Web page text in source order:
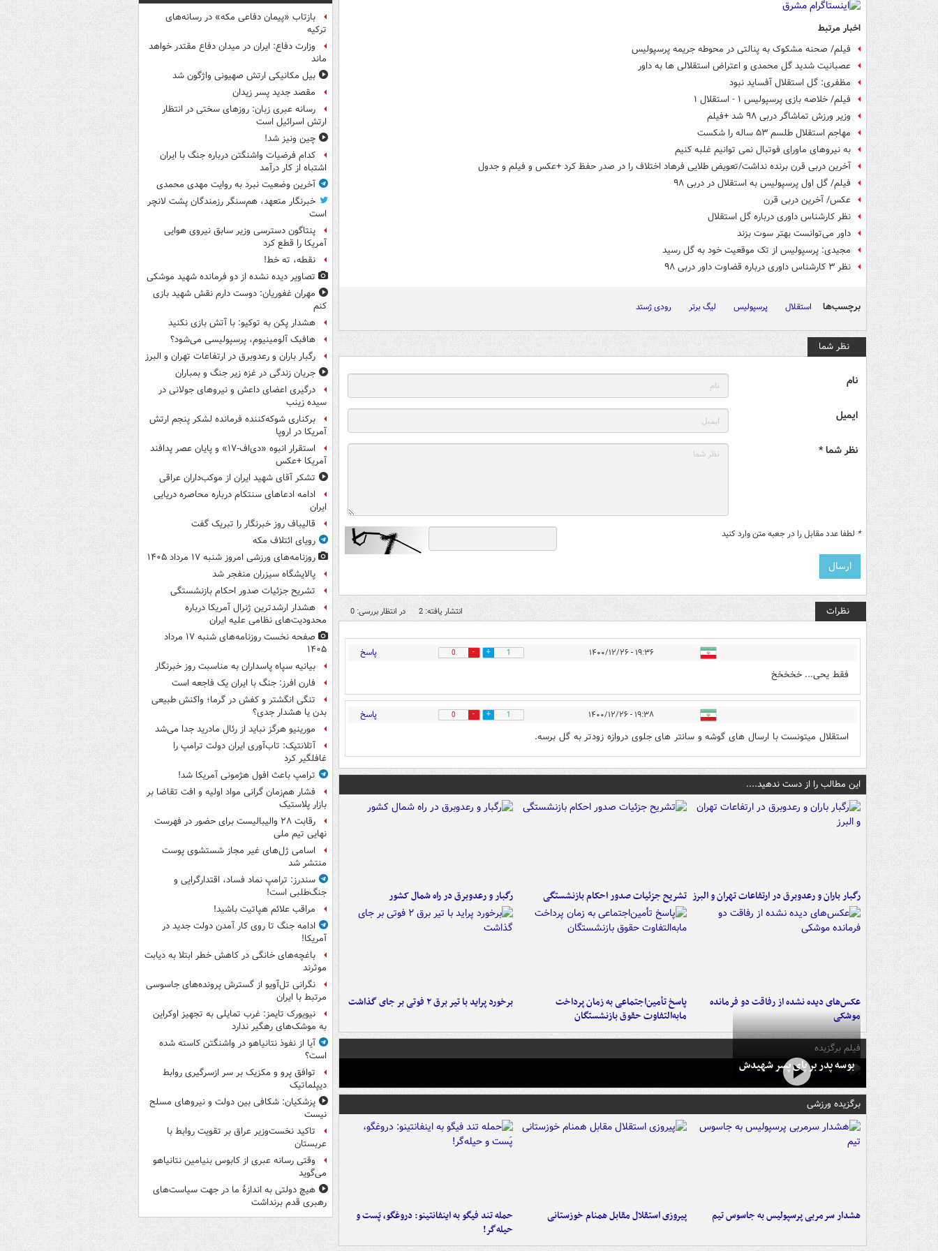
اخبار مرتبط
فیلم/ صحنه مشکوک به پنالتی در محوطه جریمه پرسپولیس
عصبانیت شدید گل محمدی و اعتراض استقلالی ها به داور
مظفری: گل استقلال آفساید نبود
فیلم/ خلاصه بازی پرسپولیس ۱ - استقلال ۱
وزیر ورزش تماشاگر دربی ۹۸ شد +فیلم
مهاجم استقلال طلسم ۵۳ ساله را شکست
به نیروهای ماورای فوتبال نمی توانیم غلبه کنیم
آخرین دربی قرن برنده نداشت/تعویض طلایی فرهاد اختلاف را در صدر حفظ کرد +عکس و فیلم و جدول
فیلم/ گل اول پرسپولیس به استقلال در دربی ۹۸
عکس/ آخرین دربی قرن
نظر کارشناس داوری درباره گل استقلال
داور می‌توانست بهتر سوت بزند
مجیدی: پرسپولیس از تک موقعیت خود به گل رسید
نظر ۳ کارشناس داوری درباره قضاوت داور دربی ۹۸
برچسب‌ها استقلال پرسپولیس لیگ برتر رودی ژستد
نظر شما
نام
ایمیل
نظر شما *
* لطفا عدد مقابل را در جعبه متن وارد کنید
نظرات انتشار یافته: 2 در انتظار بررسی: 0
۱۹:۳۶ - ۱۴۰۰/۱۲/۲۶ 1
0 پاسخ
فقط یحی... خخخخخ
۱۹:۳۸ - ۱۴۰۰/۱۲/۲۶ 1
0 پاسخ
استقلال میتونست با ارسال های گوشه و سانتر های جلوی دروازه زودتر به گل برسه.
این مطالب را از دست ندهید....
رگبار باران و رعدوبرق در ارتفاعات تهران و البرز تشریح جزئیات صدور احکام بازنشستگی رگبار و رعدوبرق در راه شمال کشور
عکس‌های دیده نشده از رفاقت دو فرمانده‌
موشکی
پاسخ تأمین‌اجتماعی به زمان پرداخت
مابه‌التفاوت حقوق بازنشستگان
برخورد پراید با تیر برق ۲ فوتی بر جای گذاشت
فیلم برگزیده
بوسه‌ پدر بر پای پسر شهیدش
برگزیده ورزشی
هشدار سرمربی پرسپولیس به جاسوس تیم پیروزی استقلال مقابل همنام خوزستانی
حمله تند فیگو به اینفانتینو: دروغگو، پَست‌ و
حیله‌گر!
بازتاب «پیمان دفاعی مکه» در رسانه‌های
ترکیه
وزارت دفاع: ایران در میدان دفاع مقتدر خواهد
ماند
بیل مکانیکی ارتش صهیونی واژگون شد
مقصد جدید پسر زیدان
رسانه عبری زبان: روزهای سختی در انتظار
ارتش اسرائیل است
چین ونیز شد!
کدام فرضیات واشنگتن درباره جنگ با ایران
اشتباه از کار درآمد
آخرین وضعیت نبرد به روایت مهدی محمدی
خبرنگار متعهد، هم‌سنگر رزمندگان پشت لانچر
است
پنتاگون دسترسی وزیر سابق نیروی هوایی
آمریکا را قطع کرد
نقطه، ته خط!
تصاویر دیده‌ نشده از دو فرمانده شهید موشکی
مهران غفوریان: دوست دارم نقش شهید بازی
کنم
هشدار پکن به توکیو: با آتش بازی نکنید
هافبک آلومینیوم، پرسپولیسی می‌شود؟
رگبار باران و رعدوبرق در ارتفاعات تهران و البرز
جریان زندگی در غزه زیر جنگ و بمباران
درگیری اعضای داعش و نیروهای جولانی در
سیده زینب
برکناری شوکه‌کننده فرمانده لشکر پنجم ارتش
آمریکا در اروپا
استقرار انبوه «دی‌اف‑۱۷» و پایان عصر پدافند
آمریکا +عکس
تشکر آقای شهید ایران از موکب‌داران عراقی
ادامه ادعاهای سنتکام درباره محاصره دریایی
ایران
قالیباف روز خبرنگار را تبریک گفت
رویای ائتلاف مکه
روزنامه‌های ورزشی امروز ‌شنبه ۱۷ مرداد ۱۴۰۵
پالایشگاه سیزران منفجر شد
تشریح جزئیات صدور احکام بازنشستگی
هشدار ارشدترین ژنرال آمریکا درباره
محدودیت‌های نظامی علیه ایران
صفحه نخست روزنامه‌های شنبه ۱۷ مرداد
۱۴۰۵
بیانیه سپاه پاسداران به مناسبت روز خبرنگار
فارن افرز: جنگ با ایران یک فاجعه است
تنگی انگشتر و کفش در گرما؛ واکنش طبیعی
بدن یا هشدار جدی؟
مورینیو هرگز نباید از رئال مادرید جدا می‌شد
آتلانتیک: تاب‌آوری ایران دولت ترامپ را
غافلگیر کرد
ترامپ باعث افول هژمونی آمریکا شد!
فشار هم‌زمان گرانی مواد اولیه و افت تقاضا بر
بازار پلاستیک
رقابت ۲۸ والیبالیست برای حضور در فهرست
نهایی تیم ملی
اسامی ژل‌های غیر مجاز شستشوی پوست
منتشر شد
سندرز: ترامپ نماد فساد، اقتدارگرایی و
جنگ‌طلبی است!
مراقب علائم هپاتیت باشید!
ادامه جنگ تا روی کار آمدن دولت جدید در
آمریکا!
باغچه‌های خانگی در کاهش خطر ابتلا به دیابت
موثرند
نگرانی تل‌آویو از گسترش پرونده‌های جاسوسی
مرتبط با ایران
نیویورک تایمز: غرب تمایلی به تجهیز اوکراین
به موشک‌های رهگیر ندارد
آیا از نفوذ نتانیاهو در واشنگتن کاسته شده
است؟
توافق پرو و مکزیک بر سر ازسرگیری روابط
دیپلماتیک
پزشکیان: شکافی بین دولت و نیروهای مسلح
نیست
تاکید نخست‌وزیر عراق بر تقویت روابط با
عربستان
وقتی رسانه عبری از کابوس بنیامین نتانیاهو
می‌گوید
هیچ دولتی به اندازۀ ما در جهت سیاست‌های
رهبری قدم برنداشت